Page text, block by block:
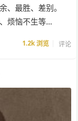
、最胜、差别。
烦恼不生等…
1.2k浏览 评论